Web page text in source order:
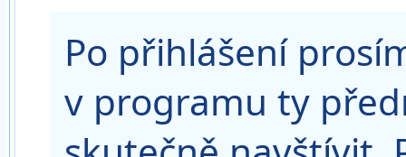
Po přihlášení
v programu ty